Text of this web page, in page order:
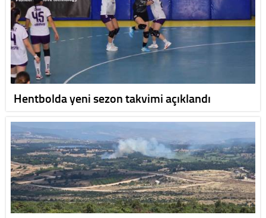
Hentbolda yeni sezon takvimi açıklandı